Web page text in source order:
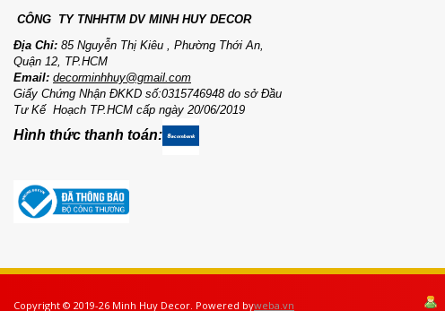
CÔNG TY TNHHTM DV MINH HUY DECOR
Địa Chỉ: 85 Nguyễn Thị Kiêu , Phường Thới An,
Quận 12, TP.HCM
Email: decorminhhuy@gmail.com
Giấy Chứng Nhận ĐKKD số:0315746948 do sở Đầu
Tư Kế Hoạch TP.HCM cấp ngày 20/06/2019
Hình thức thanh toán:
Copyright © 2019-26 Minh Huy Decor. Powered byweba.vn